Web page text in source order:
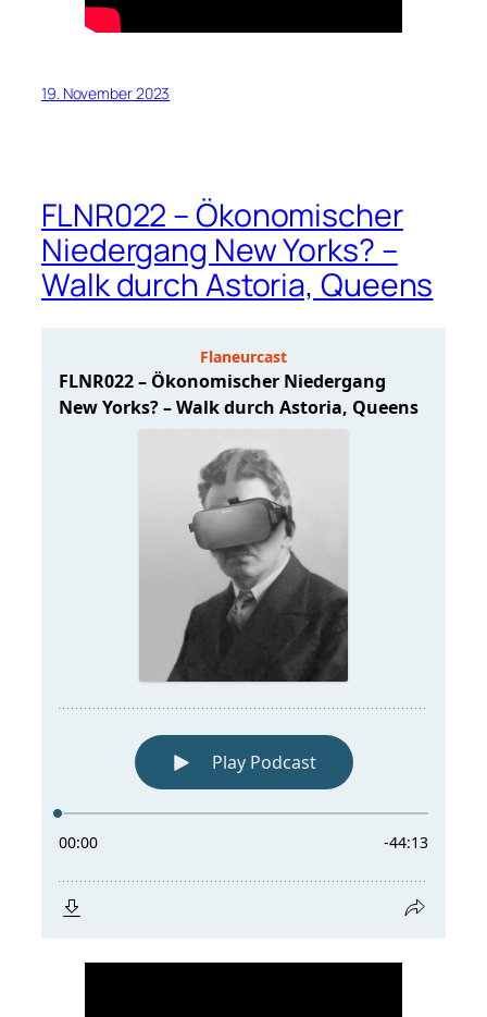
19. November 2023
FLNR022 – Ökonomischer
Niedergang New Yorks? –
Walk durch Astoria, Queens